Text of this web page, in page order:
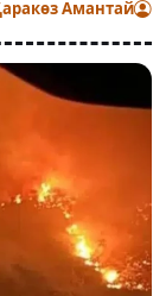
Амантай